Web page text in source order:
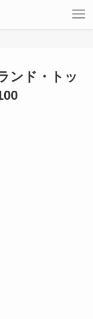
ンド・トッ